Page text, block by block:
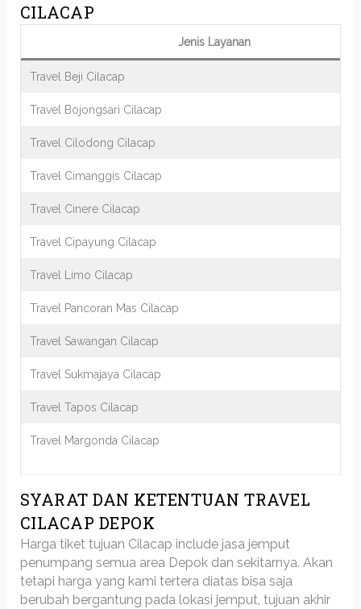
CILACAP
Jenis Layanan
Travel Beji Cilacap
Travel Bojongsari Cilacap
Travel Cilodong Cilacap
Travel Cimanggis Cilacap
Travel Cinere Cilacap
Travel Cipayung Cilacap
Travel Limo Cilacap
Travel Pancoran Mas Cilacap
Travel Sawangan Cilacap
Travel Sukmajaya Cilacap
Travel Tapos Cilacap
Travel Margonda Cilacap
SYARAT DAN KETENTUAN TRAVEL
CILACAP DEPOK
Harga tiket tujuan Cilacap include jasa jemput
penumpang semua area Depok dan sekitarnya. Akan
tetapi harga yang kami tertera diatas bisa saja
berubah bergantung pada lokasi jemput, tujuan akhir